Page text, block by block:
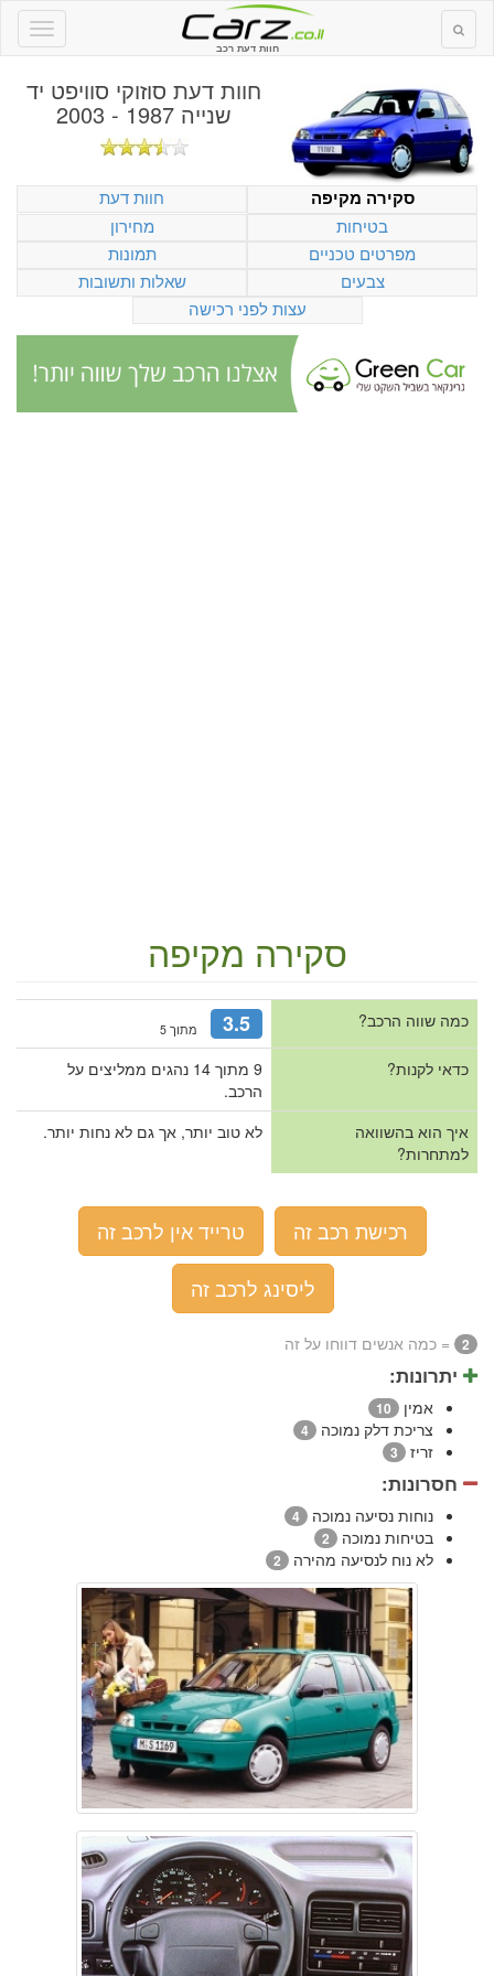
חוות דעת רכב
חוות דעת סוזוקי סוויפט יד
שנייה 1987 - 2003
סקירה מקיפה
חוות דעת
בטיחות
מחירון
מפרטים טכניים
תמונות
צבעים
שאלות ותשובות
עצות לפני רכישה
סקירה מקיפה
כמה שווה הרכב? 3.5 מתוך 5
כדאי לקנות?
9 מתוך 14 נהגים ממליצים על
הרכב.
איך הוא בהשוואה
למתחרות?
לא טוב יותר, אך גם לא נחות יותר.
רכישת רכב זה
טרייד אין לרכב זה
ליסינג לרכב זה
2 = כמה אנשים דווחו על זה
יתרונות:
אמין 10
צריכת דלק נמוכה 4
זריז 3
חסרונות:
נוחות נסיעה נמוכה 4
בטיחות נמוכה 2
לא נוח לנסיעה מהירה 2